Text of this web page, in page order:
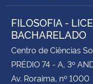
FILOSOFIA -
BACHARELADO
Centro de Ciências
PRÉDIO 74 - A, 3º
Av. Roraima, nº 1000